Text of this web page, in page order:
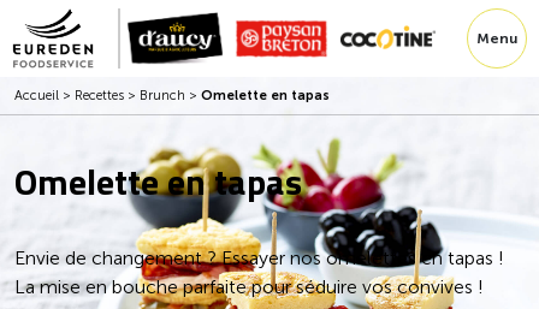
Menu
Accueil > Recettes > Brunch > Omelette en tapas
Omelette en tapas
Envie de changement ? Essayer nos omelettes en tapas !
La mise en bouche parfaite pour séduire vos convives !